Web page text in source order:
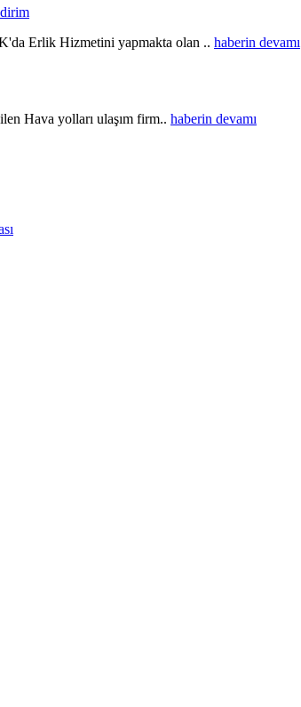
Erlik Hizmetini yapmakta olan .. haberin devamı
Hava yolları ulaşım firm.. haberin devamı